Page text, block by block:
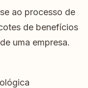
ao processo de
de benefícios
uma empresa.